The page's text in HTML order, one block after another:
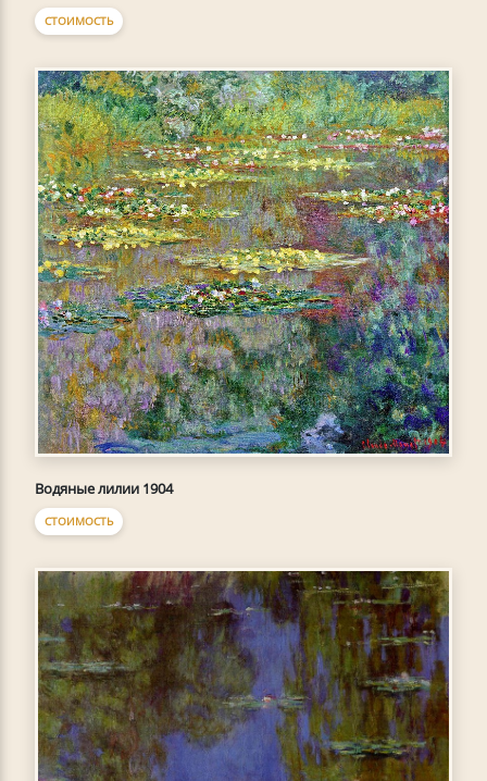
СТОИМОСТЬ
Водяные лилии 1904
СТОИМОСТЬ